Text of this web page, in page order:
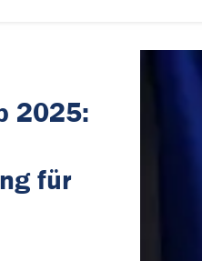
2025:
für